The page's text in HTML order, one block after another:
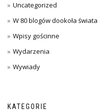
Uncategorized
W 80 blogów dookoła świata
Wpisy gościnne
Wydarzenia
Wywiady
KATEGORIE